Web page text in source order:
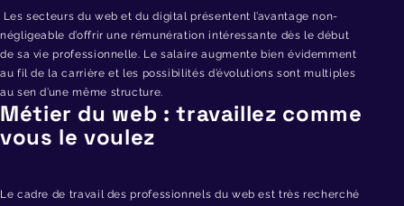
Les secteurs du web et du digital présentent l’avantage non-
négligeable d’offrir une rémunération intéressante dès le début
de sa vie professionnelle. Le salaire augmente bien évidemment
au fil de la carrière et les possibilités d’évolutions sont multiples
au sen d’une même structure.
Métier du web : travaillez comme
vous le voulez
Le cadre de travail des professionnels du web est très recherché